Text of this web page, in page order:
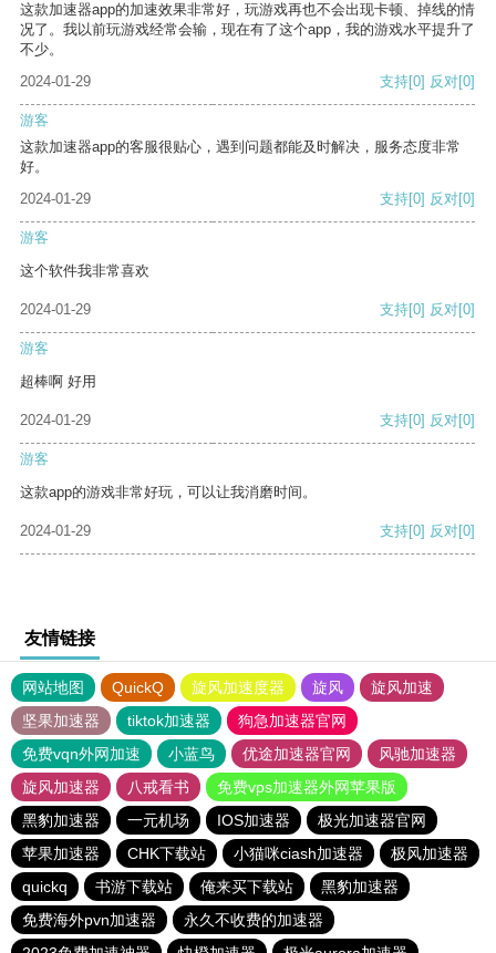
这款加速器app的加速效果非常好，玩游戏再也不会出现卡顿、掉线的情
况了。我以前玩游戏经常会输，现在有了这个app，我的游戏水平提升了
不少。
2024-01-29
支持[0] 反对[0]
游客
这款加速器app的客服很贴心，遇到问题都能及时解决，服务态度非常
好。
2024-01-29
支持[0] 反对[0]
游客
这个软件我非常喜欢
2024-01-29 支持[0] 反对[0]
游客
超棒啊 好用
2024-01-29 支持[0] 反对[0]
游客
这款app的游戏非常好玩，可以让我消磨时间。
2024-01-29 支持[0] 反对[0]
友情链接
网站地图 QuickQ 旋风加速度器 旋风
旋风加速
坚果加速器
tiktok加速器
狗急加速器官网
免费vqn外网加速
小蓝鸟 优途加速器官网
风驰加速器
旋风加速器
八戒看书
免费vps加速器外网苹果版
黑豹加速器
一元机场 IOS加速器
极光加速器官网
苹果加速器
CHK下载站 小猫咪ciash加速器
极风加速器
quickq
书游下载站 俺来买下载站
黑豹加速器
免费海外pvn加速器
永久不收费的加速器